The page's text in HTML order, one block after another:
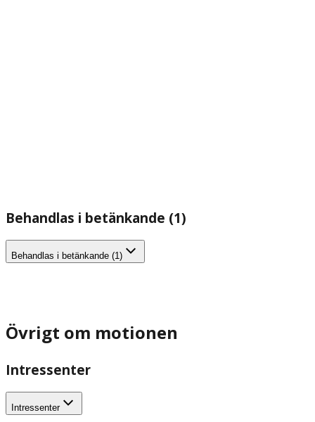
Behandlas i betänkande (1)
Behandlas i betänkande (1)
Övrigt om motionen
Intressenter
Intressenter